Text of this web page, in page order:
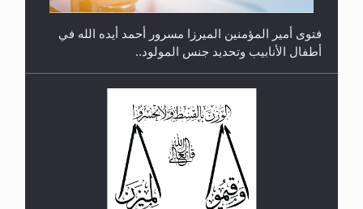
رأيٌ في لغة المسيح الموعود عليه السلام.. 4...
فتوى أمير المؤمنين الميرزا مسرور أحمد أيده الله في
أطفال الأنابيب وتحديد جنس المولود..